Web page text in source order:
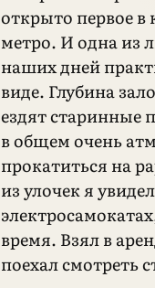
открыто первое в
метро. И одна из
наших дней
виде. Глубина
ездят старинные
в общем очень
прокатиться на
из улочек я
время. Взял в
поехал смотреть